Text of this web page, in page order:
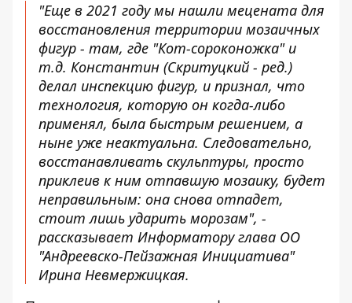
"Еще в 2021 году мы нашли мецената для
восстановления территории мозаичных
фигур - там, где "Кот-сороконожка" и
т.д. Константин (Скритуцкий - ред.)
делал инспекцию фигур, и признал, что
технология, которую он когда-либо
применял, была быстрым решением, а
ныне уже неактуальна. Следовательно,
восстанавливать скульптуры, просто
приклеив к ним отпавшую мозаику, будет
неправильным: она снова отпадет,
стоит лишь ударить морозам", -
рассказывает Информатору глава ОО
"Андреевско-Пейзажная Инициатива"
Ирина Невмержицкая.